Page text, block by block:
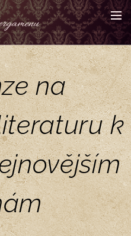
na
k